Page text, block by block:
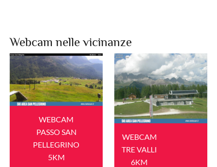
Webcam nelle vicinanze
WEBCAM
PASSO SAN
PELLEGRINO
5KM
WEBCAM
TRE VALLI
6KM